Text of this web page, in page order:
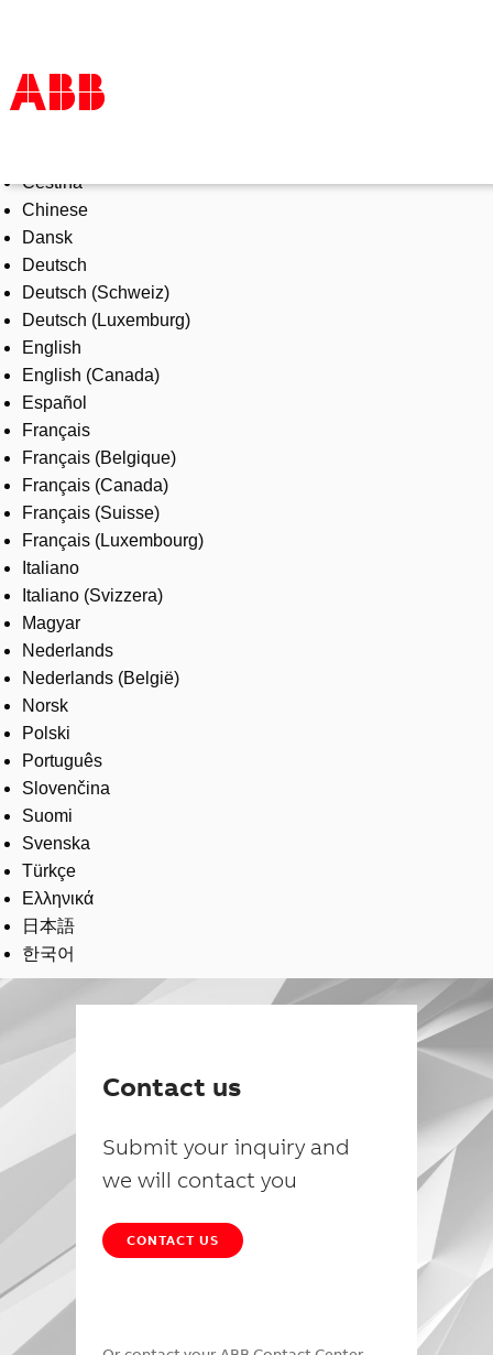
Products & Solutions
Industries
Services
About us
Where to buy
Contact us
Careers
Čeština
Chinese
Dansk
Deutsch
Deutsch (Schweiz)
Deutsch (Luxemburg)
English
English (Canada)
Español
Français
Français (Belgique)
Français (Canada)
Français (Suisse)
Français (Luxembourg)
Italiano
Italiano (Svizzera)
Magyar
Nederlands
Nederlands (België)
Norsk
Polski
Português
Slovenčina
Suomi
Svenska
Türkçe
Ελληνικά
日本語
한국어
Contact us
Submit your inquiry and
we will contact you
CONTACT US